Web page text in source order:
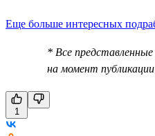
Еще больше интересных
* Все
на момент
1